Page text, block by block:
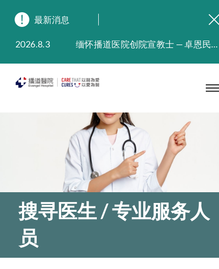
最新消息
2026.8.3
缅怀播道医院创院宣教士 — 卓恩民医生香港追思会
2025.9.23
本院在暴雨或台风警告信号 (包括黑色暴雨及8号或以上热带气旋警告信号) 下，仍会维持有限度服务。如有查询，可致电2711 5222。
搜寻医生 / 专业服务人
员